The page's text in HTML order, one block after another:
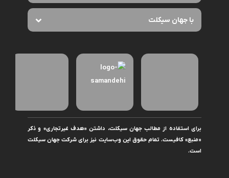
با جهان سیکلت
برای استفاده از مطالب جهان سیکلت، داشتن «هدف غیرتجاری» و ذکر
«منبع» کافیست. تمام حقوق اين وب‌سايت نیز برای شرکت جهان سیکلت
است.